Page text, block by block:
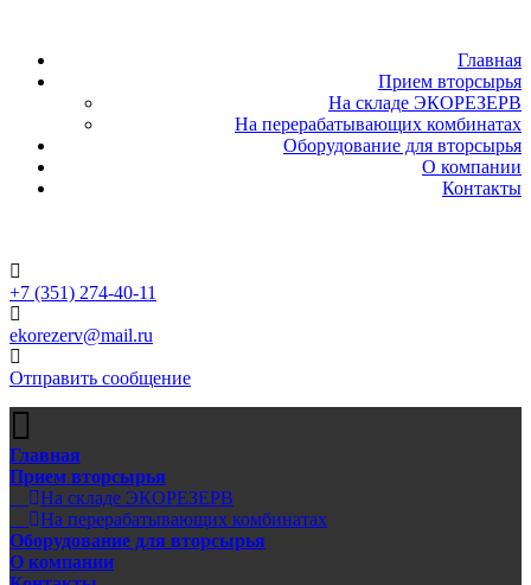
Главная
Прием вторсырья
На складе ЭКОРЕЗЕРВ
На перерабатывающих комбинатах
Оборудование для вторсырья
О компании
Контакты
+7 (351) 274-40-11
ekorezerv@mail.ru
Отправить сообщение
Главная
Прием вторсырья
На складе ЭКОРЕЗЕРВ
На перерабатывающих комбинатах
Оборудование для вторсырья
О компании